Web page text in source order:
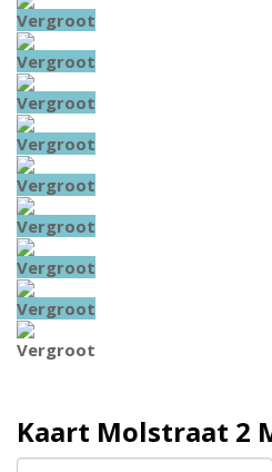
Vergroot
Vergroot
Vergroot
Vergroot
Vergroot
Vergroot
Vergroot
Vergroot
Vergroot
Kaart Molstraat 2